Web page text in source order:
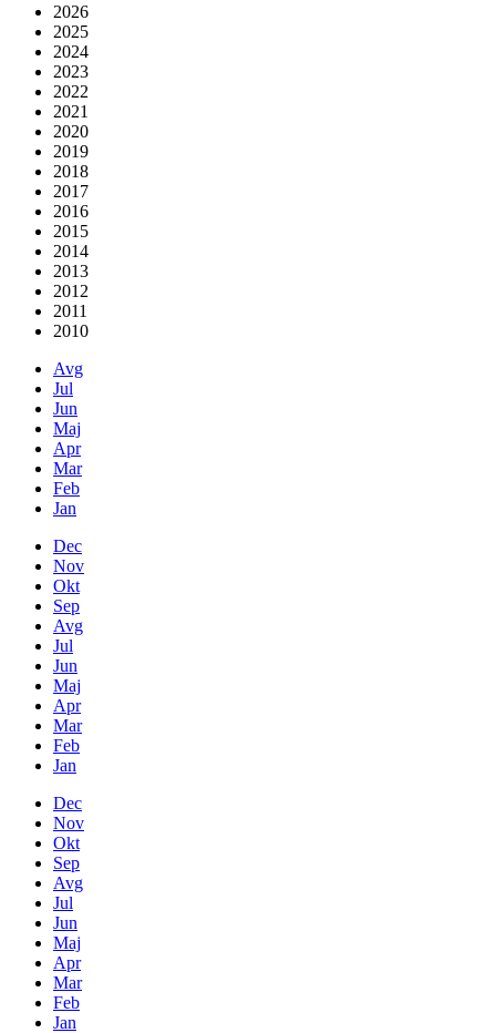
2026
2025
2024
2023
2022
2021
2020
2019
2018
2017
2016
2015
2014
2013
2012
2011
2010
Avg
Jul
Jun
Maj
Apr
Mar
Feb
Jan
Dec
Nov
Okt
Sep
Avg
Jul
Jun
Maj
Apr
Mar
Feb
Jan
Dec
Nov
Okt
Sep
Avg
Jul
Jun
Maj
Apr
Mar
Feb
Jan